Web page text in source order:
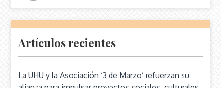
Artículos recientes
La UHU y la Asociación ‘3 de Marzo’ refuerzan su